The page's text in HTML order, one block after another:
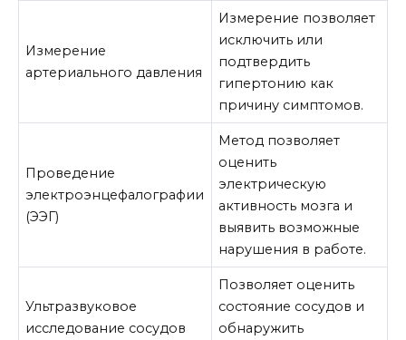
Измерение
артериального давления
Измерение позволяет
исключить или
подтвердить
гипертонию как
причину симптомов.
Проведение
электроэнцефалографии
(ЭЭГ)
Метод позволяет
оценить
электрическую
активность мозга и
выявить возможные
нарушения в работе.
Ультразвуковое
исследование сосудов
Позволяет оценить
состояние сосудов и
обнаружить